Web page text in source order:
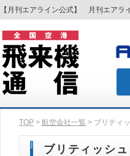
【月刊エアライン公式】 月刊エアラ
TOP > 航空会社一覧 > ブリティ
ブリティッシ